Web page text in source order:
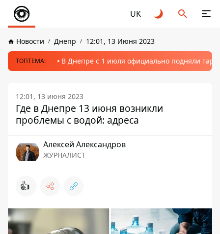
UK
Новости Днепр 12:01, 13 Июня 2023
ТОПТЕМА: В Днепре с 1 июля официально подняли
12:01, 13 июня 2023
Где в Днепре 13 июня возникли
проблемы с водой: адреса
Алексей Александров
ЖУРНАЛИСТ
👍